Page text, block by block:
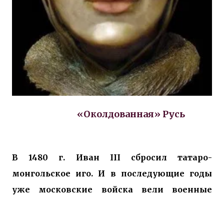
«Околдованная» Русь
В 1480 г. Иван III сбросил татаро-
монгольское иго. И в последующие годы
уже московские войска вели военные